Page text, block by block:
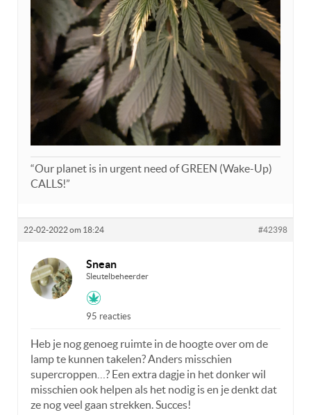
“Our planet is in urgent need of GREEN (Wake-Up)
CALLS!”
22-02-2022 om 18:24 #42398
Snean
Sleutelbeheerder
95 reacties
Heb je nog genoeg ruimte in de hoogte over om de
lamp te kunnen takelen? Anders misschien
supercroppen…? Een extra dagje in het donker wil
misschien ook helpen als het nodig is en je denkt dat
ze nog veel gaan strekken. Succes!